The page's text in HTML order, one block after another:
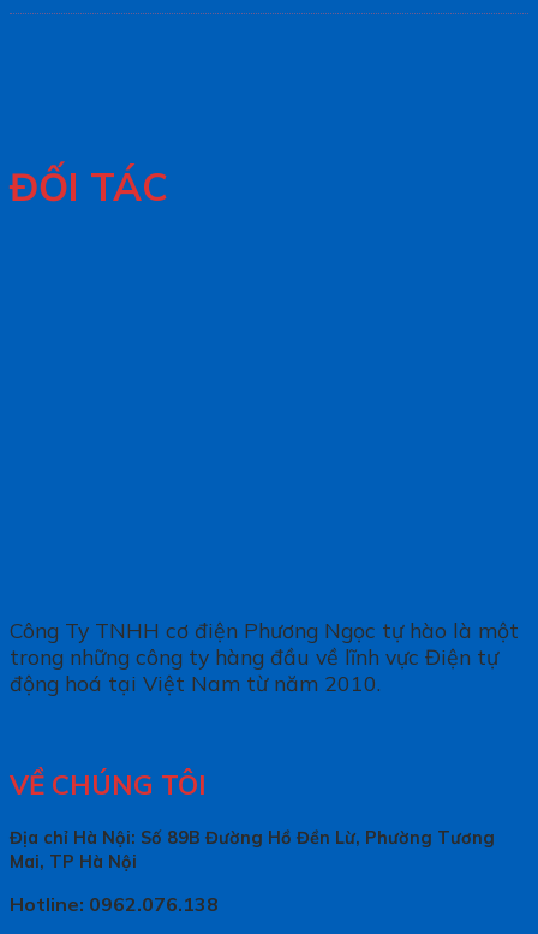
ĐỐI TÁC
Công Ty TNHH cơ điện Phương Ngọc tự hào là một
trong những công ty hàng đầu về lĩnh vực Điện tự
động hoá tại Việt Nam từ năm 2010.
VỀ CHÚNG TÔI
Địa chỉ Hà Nội: Số 89B Đường Hồ Đền Lừ, Phường Tương
Mai, TP Hà Nội
Hotline: 0962.076.138